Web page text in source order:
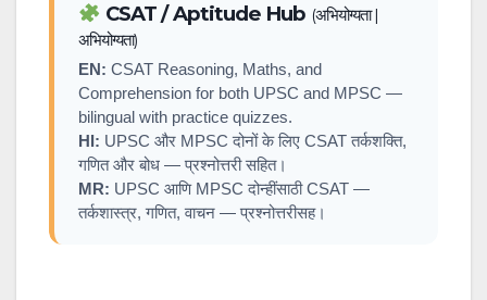
CSAT / Aptitude Hub (अभियोग्यता |
अभियोग्यता)
EN: CSAT Reasoning, Maths, and
Comprehension for both UPSC and MPSC —
bilingual with practice quizzes.
HI: UPSC और MPSC दोनों के लिए CSAT तर्कशक्ति,
गणित और बोध — प्रश्नोत्तरी सहित।
MR: UPSC आणि MPSC दोन्हींसाठी CSAT —
तर्कशास्त्र, गणित, वाचन — प्रश्नोत्तरीसह।